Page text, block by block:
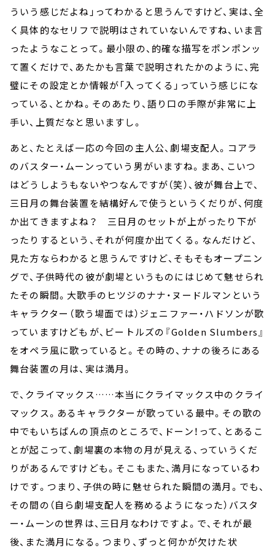
ういう感じだよね」ってわかると思うんですけど、実は、全
く具体的なセリフで説明はされていないんですね、いま言
ったようなことって。最小限の、的確な描写をポンポンッ
て置くだけで、あたかも言葉で説明されたかのように、完
璧にその設定とか情報が「入ってくる」っていう感じにな
っている、とかね。そのあたり、語り口の手際が非常に上
手い、上質だなと思いますし。
あと、たとえば一応の今回の主人公、劇場支配人。コアラ
のバスター・ムーンっていう男がいますね。まあ、こいつ
はどうしようもないやつなんですが（笑）、彼が舞台上で、
三日月の舞台装置を結構好んで使うというくだりが、何度
か出てきますよね？ 三日月のセットが上がったり下が
ったりするという、それが何度か出てくる。なんだけど、
見た方ならわかると思うんですけど、そもそもオープニン
グで、子供時代の彼が劇場というものにはじめて魅せられ
たその瞬間。大歌手のヒツジのナナ・ヌードルマンという
キャラクター――（歌う場面では）ジェニファー・ハドソンが歌
っていますけども――が、ビートルズの『Golden Slumbers』
をオペラ風に歌っていると。その時の、ナナの後ろにある
舞台装置の月は、実は満月。
で、クライマックス……本当にクライマックス中のクライ
マックス。あるキャラクターが歌っている最中。その歌の
中でもいちばんの頂点のところで、ドーン！って、とあるこ
とが起こって、劇場裏の本物の月が見える、っていうくだ
りがあるんですけども。そこもまた、満月になっているわ
けです。つまり、子供の時に魅せられた瞬間の満月。でも、
その間の（自ら劇場支配人を務めるようになった）バスタ
ー・ムーンの世界は、三日月なわけですよ。で、それが最
後、また満月になる。つまり、ずっと何かが欠けた状